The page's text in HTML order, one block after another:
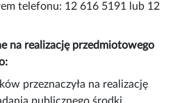
telefonu: 12 616 5191 lub 12
na realizację przedmiotowego
przeznaczyła na realizację